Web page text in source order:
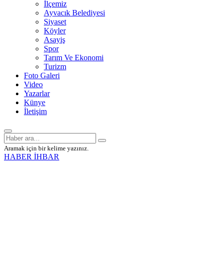
İlçemiz
Ayvacık Belediyesi
Siyaset
Köyler
Asayiş
Spor
Tarım Ve Ekonomi
Turizm
Foto Galeri
Video
Yazarlar
Künye
İletişim
Aramak için bir kelime yazınız.
HABER İHBAR